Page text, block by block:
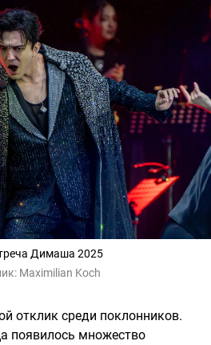
Димаша 2025
Maximilian Koch
отклик среди поклонников.
появилось множество